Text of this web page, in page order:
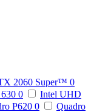
2060 Super™ 0
0
Intel UHD
P620 0
Quadro